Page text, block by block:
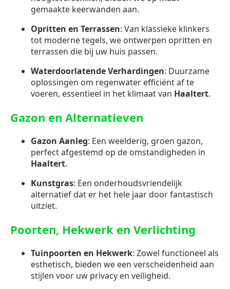
gemaakte keerwanden aan.
Opritten en Terrassen: Van klassieke klinkers
tot moderne tegels, we ontwerpen opritten en
terrassen die bij uw huis passen.
Waterdoorlatende Verhardingen: Duurzame
oplossingen om regenwater efficiënt af te
voeren, essentieel in het klimaat van Haaltert.
Gazon en Alternatieven
Gazon Aanleg: Een weelderig, groen gazon,
perfect afgestemd op de omstandigheden in
Haaltert.
Kunstgras: Een onderhoudsvriendelijk
alternatief dat er het hele jaar door fantastisch
uitziet.
Poorten, Hekwerk en Verlichting
Tuinpoorten en Hekwerk: Zowel functioneel als
esthetisch, bieden we een verscheidenheid aan
stijlen voor uw privacy en veiligheid.